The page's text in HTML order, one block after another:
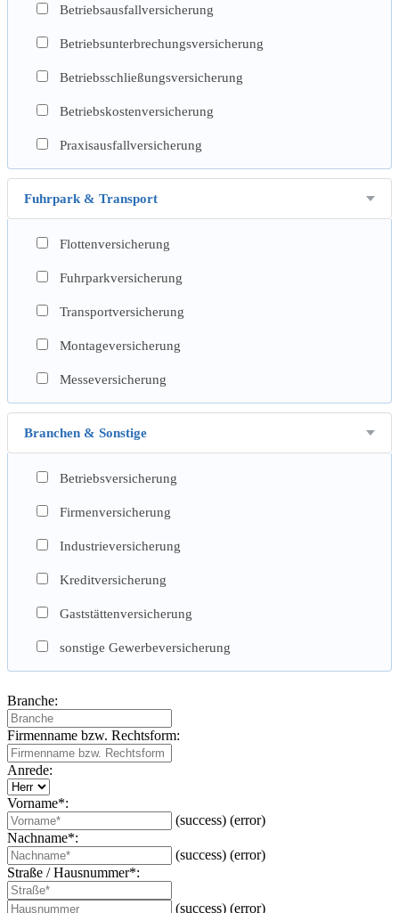
Betriebsausfallversicherung
Betriebsunterbrechungsversicherung
Betriebsschließungsversicherung
Betriebskostenversicherung
Praxisausfallversicherung
Fuhrpark & Transport
Flottenversicherung
Fuhrparkversicherung
Transportversicherung
Montageversicherung
Messeversicherung
Branchen & Sonstige
Betriebsversicherung
Firmenversicherung
Industrieversicherung
Kreditversicherung
Gaststättenversicherung
sonstige Gewerbeversicherung
Branche:
Firmenname bzw. Rechtsform:
Anrede:
Vorname*:
(success) (error)
Nachname*:
(success) (error)
Straße / Hausnummer*:
(success) (error)